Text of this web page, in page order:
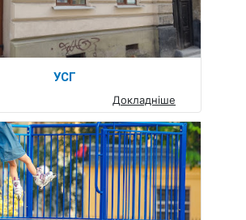
УСГ
Докладніше